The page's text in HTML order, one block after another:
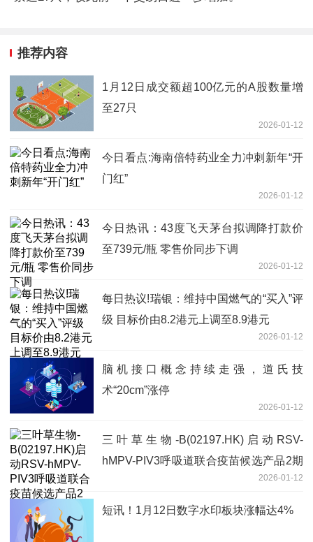
推荐内容
1月12日成交额超100亿元的A股数量增
至27只
2026-01-12
今日看点:海南倍特药业全力冲刺新年“开
门红”
2026-01-12
今日热讯：43度飞天茅台拟调降打款价
至739元/瓶 零售价同步下调
2026-01-12
每日热议!瑞银：维持中国燃气的“买入”评
级 目标价由8.2港元上调至8.9港元
2026-01-12
脑机接口概念持续走强，道氏技
术“20cm”涨停
2026-01-12
三叶草生物-B(02197.HK)启动RSV-
hMPV-PIV3呼吸道联合疫苗候选产品2期
2026-01-12
短讯！1月12日数字水印板块涨幅达4%